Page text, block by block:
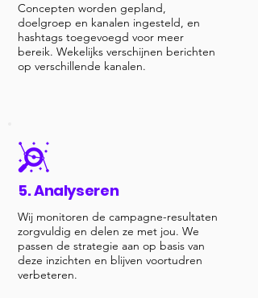
Concepten worden gepland,
doelgroep en kanalen ingesteld, en
hashtags toegevoegd voor meer
bereik. Wekelijks verschijnen berichten
op verschillende kanalen.
5. Analyseren
​Wij monitoren de campagne-resultaten
zorgvuldig en delen ze met jou. We
passen de strategie aan op basis van
deze inzichten en blijven voortudren
verbeteren.